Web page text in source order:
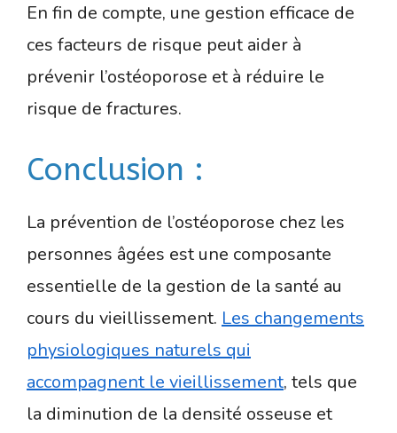
En fin de compte, une gestion efficace de
ces facteurs de risque peut aider à
prévenir l’ostéoporose et à réduire le
risque de fractures.
Conclusion :
La prévention de l’ostéoporose chez les
personnes âgées est une composante
essentielle de la gestion de la santé au
cours du vieillissement. Les changements
physiologiques naturels qui
accompagnent le vieillissement, tels que
la diminution de la densité osseuse et